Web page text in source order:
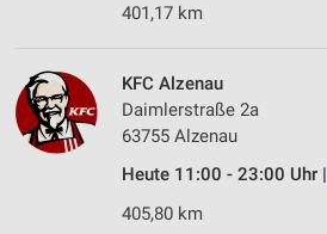
401,17 km
KFC Alzenau
Daimlerstraße 2a
63755 Alzenau
Heute 11:00 - 23:00 Uhr |
405,80 km